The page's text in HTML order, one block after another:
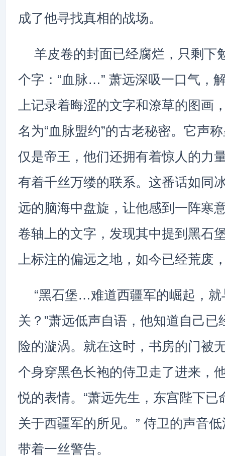
成了他寻找真相的战场。
羊皮卷的封面已经腐烂，只剩下
个字：“血脉…” 萧远深吸一口气，
上记录着晦涩的文字和潦草的图画
名为“血脉盟约”的古老秘密。它声
仅是帝王，他们还拥有着惊人的力
有着千丝万缕的联系。这番话如同
远的脑海中盘旋，让他感到一阵寒
卷轴上的文字，发现其中提到黑石
上标注的偏远之地，如今已经荒废
“黑石堡…难道西疆军的崛起，
关？”萧远低声自语，他知道自己已
险的漩涡。就在这时，书房的门被
个身穿黑色长袍的侍卫走了进来，
悦的表情。“萧远先生，东宫陛下已
关于西疆军的所见。” 侍卫的声音
带着一丝警告。